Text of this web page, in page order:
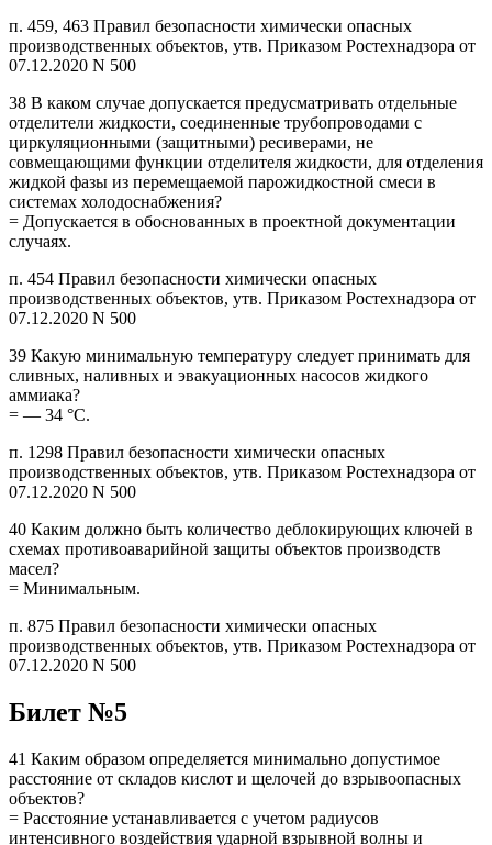
п. 459, 463 Правил безопасности химически опасных
производственных объектов, утв. Приказом Ростехнадзора от
07.12.2020 N 500
38 В каком случае допускается предусматривать отдельные
отделители жидкости, соединенные трубопроводами с
циркуляционными (защитными) ресиверами, не
совмещающими функции отделителя жидкости, для отделения
жидкой фазы из перемещаемой парожидкостной смеси в
системах холодоснабжения?
= Допускается в обоснованных в проектной документации
случаях.
п. 454 Правил безопасности химически опасных
производственных объектов, утв. Приказом Ростехнадзора от
07.12.2020 N 500
39 Какую минимальную температуру следует принимать для
сливных, наливных и эвакуационных насосов жидкого
аммиака?
= — 34 °C.
п. 1298 Правил безопасности химически опасных
производственных объектов, утв. Приказом Ростехнадзора от
07.12.2020 N 500
40 Каким должно быть количество деблокирующих ключей в
схемах противоаварийной защиты объектов производств
масел?
= Минимальным.
п. 875 Правил безопасности химически опасных
производственных объектов, утв. Приказом Ростехнадзора от
07.12.2020 N 500
Билет №5
41 Каким образом определяется минимально допустимое
расстояние от складов кислот и щелочей до взрывоопасных
объектов?
= Расстояние устанавливается с учетом радиусов
интенсивного воздействия ударной взрывной волны и